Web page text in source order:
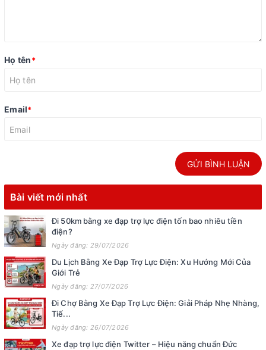
Họ tên*
Email*
GỬI BÌNH LUẬN
Bài viết mới nhất
Đi 50km bằng xe đạp trợ lực điện tốn bao nhiêu tiền
điện?
Ngày đăng: 29/07/2026
Du Lịch Bằng Xe Đạp Trợ Lực Điện: Xu Hướng Mới Của
Giới Trẻ
Ngày đăng: 27/07/2026
Đi Chợ Bằng Xe Đạp Trợ Lực Điện: Giải Pháp Nhẹ Nhàng,
Tiế...
Ngày đăng: 26/07/2026
Xe đạp trợ lực điện Twitter – Hiệu năng chuẩn Đức